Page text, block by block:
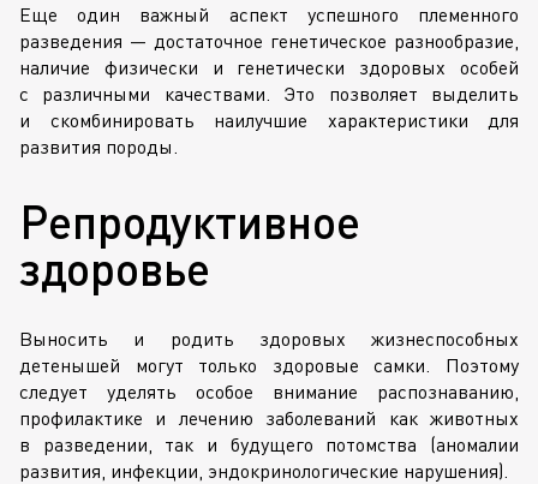
Еще один важный аспект успешного племенного
разведения — достаточное генетическое разнообразие,
наличие физически и генетически здоровых особей
с различными качествами. Это позволяет выделить
и скомбинировать наилучшие характеристики для
развития породы.
Репродуктивное
здоровье
Выносить и родить здоровых жизнеспособных
детенышей могут только здоровые самки. Поэтому
следует уделять особое внимание распознаванию,
профилактике и лечению заболеваний как животных
в разведении, так и будущего потомства (аномалии
развития, инфекции, эндокринологические нарушения).